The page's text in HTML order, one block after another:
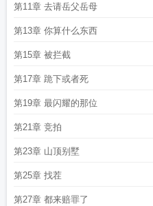
第11章 去请岳父岳母
第13章 你算什么东西
第15章 被拦截
第17章 跪下或者死
第19章 最闪耀的那位
第21章 竞拍
第23章 山顶别墅
第25章 找茬
第27章 都来赔罪了